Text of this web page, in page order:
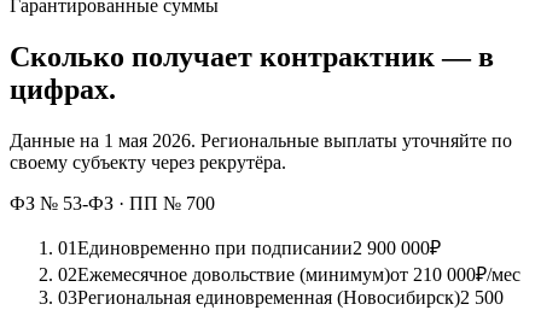
Гарантированные суммы
Сколько получает контрактник — в
цифрах.
Данные на 1 мая 2026. Региональные выплаты уточняйте по
своему субъекту через рекрутёра.
ФЗ № 53-ФЗ · ПП № 700
01Единовременно при подписании2 900 000₽
02Ежемесячное довольствие (минимум)от 210 000₽/мес
03Региональная единовременная (Новосибирск)2 500